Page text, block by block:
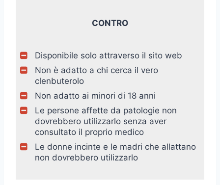
CONTRO
Disponibile solo attraverso il sito web
Non è adatto a chi cerca il vero
clenbuterolo
Non adatto ai minori di 18 anni
Le persone affette da patologie non
dovrebbero utilizzarlo senza aver
consultato il proprio medico
Le donne incinte e le madri che allattano
non dovrebbero utilizzarlo